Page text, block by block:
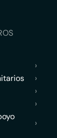
›
›
›
›
›